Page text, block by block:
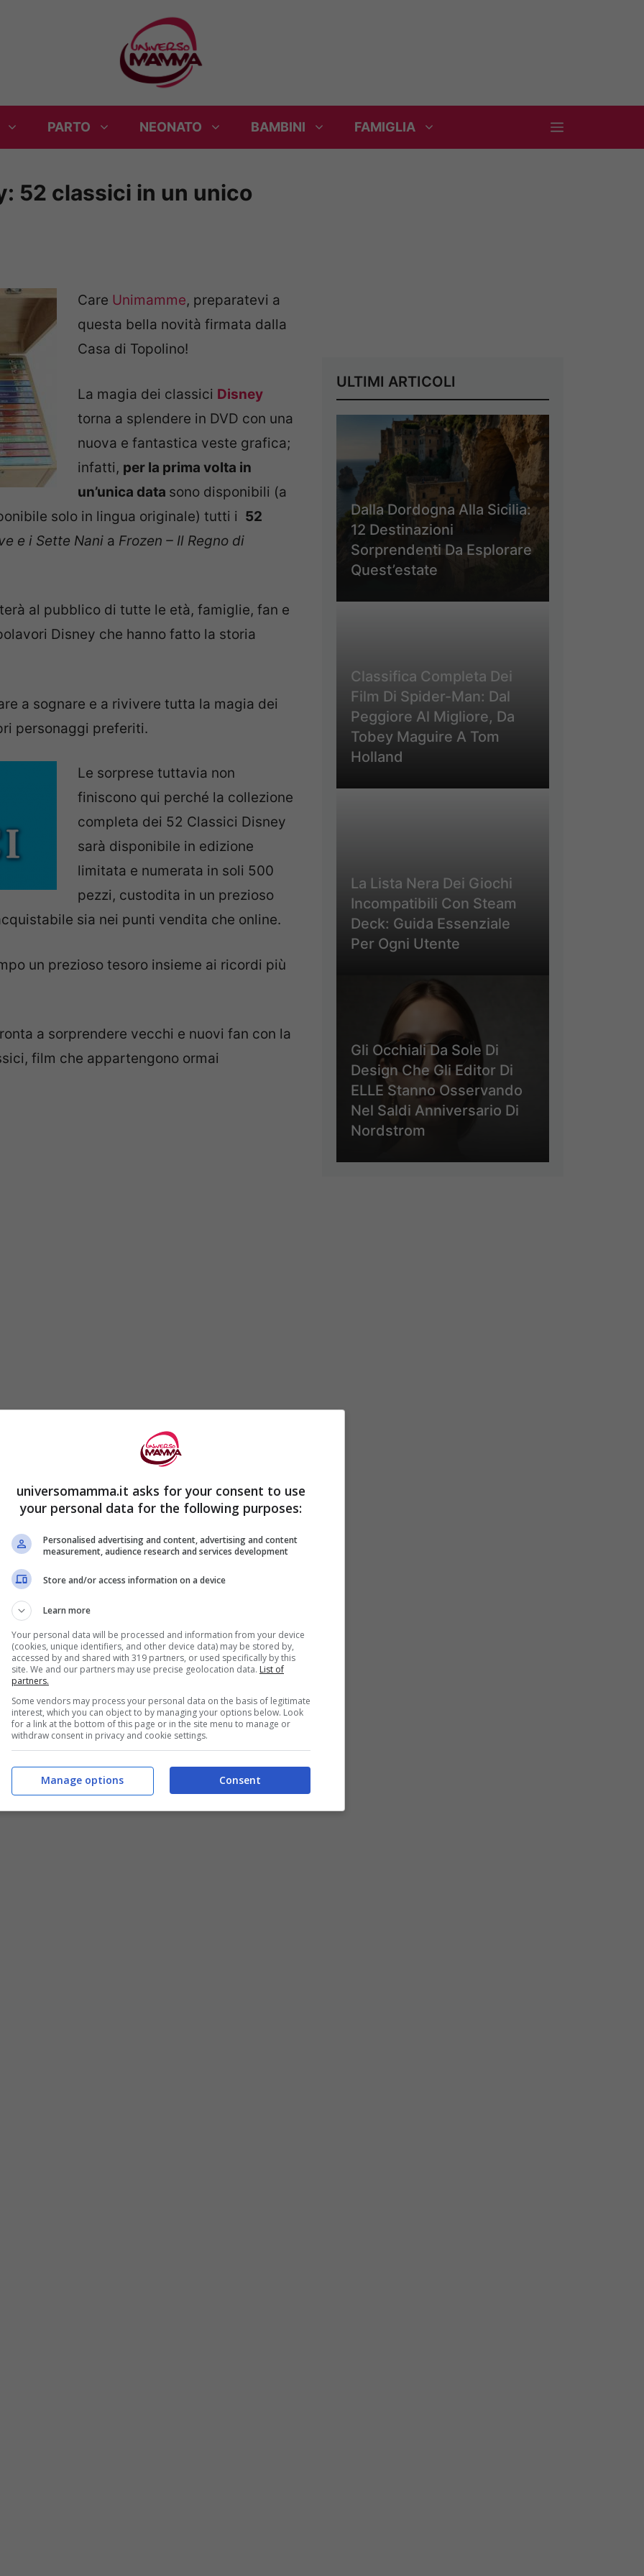
PARTO NEONATO BAMBINI FAMIGLIA
52 classici in un unico
Care Unimamme, preparatevi a
questa bella novità firmata dalla
Casa di Topolino!
La magia dei classici Disney
torna a splendere in DVD con una
nuova e fantastica veste grafica;
infatti, per la prima volta in
un’unica data sono disponibili (a
solo in lingua originale) tutti i 52
e i Sette Nani a Frozen – Il Regno di
al pubblico di tutte le età, famiglie, fan e
Disney che hanno fatto la storia
a sognare e a rivivere tutta la magia dei
personaggi preferiti.
Le sorprese tuttavia non
finiscono qui perché la collezione
completa dei 52 Classici Disney
sarà disponibile in edizione
limitata e numerata in soli 500
pezzi, custodita in un prezioso
sia nei punti vendita che online.
un prezioso tesoro insieme ai ricordi più
a sorprendere vecchi e nuovi fan con la
film che appartengono ormai
in Inglese senza lingua italiana
ULTIMI ARTICOLI
Dalla Dordogna Alla Sicilia:
12 Destinazioni
Sorprendenti Da Esplorare
Quest’estate
Classifica Completa Dei
Film Di Spider-Man: Dal
Peggiore Al Migliore, Da
Tobey Maguire A Tom
Holland
La Lista Nera Dei Giochi
Incompatibili Con Steam
Deck: Guida Essenziale
Per Ogni Utente
Gli Occhiali Da Sole Di
Design Che Gli Editor Di
ELLE Stanno Osservando
Nel Saldi Anniversario Di
Nordstrom
universomamma.it asks for your consent to use
your personal data for the following purposes:
Personalised advertising and content, advertising and content
measurement, audience research and services development
Store and/or access information on a device
Learn more
Your personal data will be processed and information from your device
(cookies, unique identifiers, and other device data) may be stored by,
accessed by and shared with 319 partners, or used specifically by this
site. We and our partners may use precise geolocation data. List of
partners.
Some vendors may process your personal data on the basis of legitimate
interest, which you can object to by managing your options below. Look
for a link at the bottom of this page or in the site menu to manage or
withdraw consent in privacy and cookie settings.
Consent
Manage options